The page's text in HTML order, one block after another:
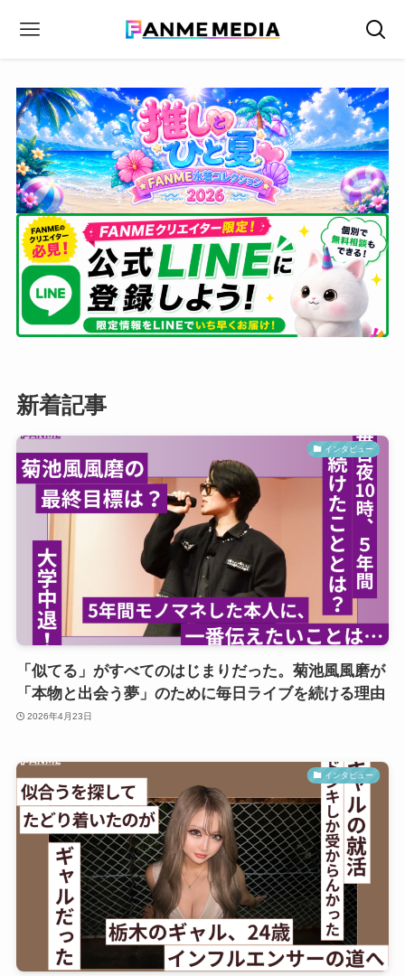
新着記事
インタビュー
「似てる」がすべてのはじまりだった。菊池風風磨が
「本物と出会う夢」のために毎日ライブを続ける理由
2026年4月23日
インタビュー